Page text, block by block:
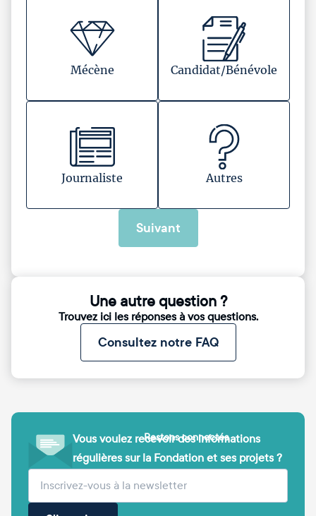
Mécène Candidat/Bénévole
Journaliste Autres
Suivant
Une autre question ?
Trouvez ici les réponses à vos questions.
Consultez notre FAQ
Vous voulez recevoir des informations
régulières sur la Fondation et ses projets ?
Votre adresse e-mail (obligatoire)
Restons connectés